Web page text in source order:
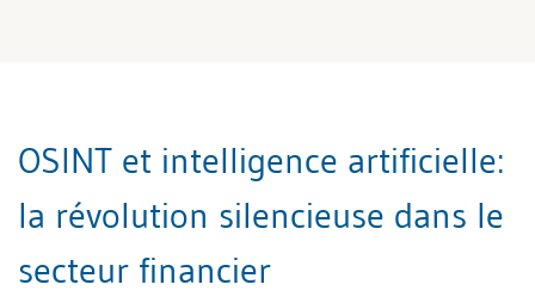
OSINT et intelligence artificielle:
la révolution silencieuse dans le
secteur financier